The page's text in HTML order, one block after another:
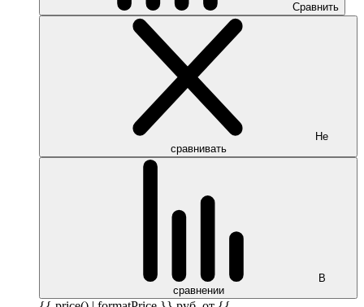
Сравнить
Не
сравнивать
В
сравнении